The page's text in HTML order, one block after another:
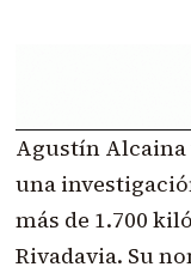
Agustín Alcaina
una
más de 1.700
Rivadavia. Su